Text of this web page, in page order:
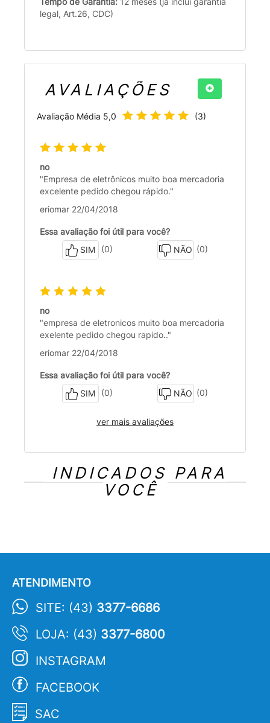
legal, Art.26, CDC)
AVALIAÇÕES
Avaliação Média 5,0 (3)
no
"Empresa de eletrônicos muito boa mercadoria
excelente pedido chegou rápido."
eriomar 22/04/2018
Essa avaliação foi útil para você?
SIM
(0) NÃO (0)
no
"empresa de eletronicos muito boa mercadoria
exelente pedido chegou rapido.."
eriomar 22/04/2018
Essa avaliação foi útil para você?
SIM
(0) NÃO (0)
ver mais avaliações
INDICADOS PARA
VOCÊ
ATENDIMENTO
SITE: (43) 3377-6686
LOJA: (43) 3377-6800
INSTAGRAM
FACEBOOK
SAC